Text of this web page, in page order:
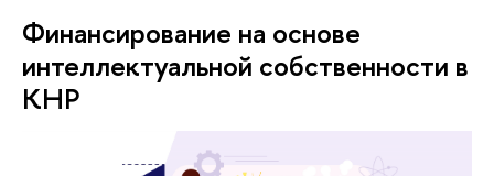
Финансирование на основе
интеллектуальной собственности в
КНР